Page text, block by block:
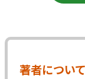
著者について